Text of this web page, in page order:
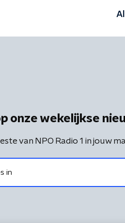
onze wekelijkse
van NPO Radio 1 in jouw